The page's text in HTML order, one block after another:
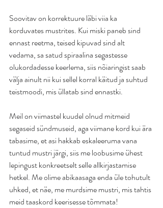
Soovitav on korrektuure läbi viia ka
korduvates mustrites. Kui miski paneb sind
ennast reetma, teised kipuvad sind alt
vedama, sa satud spiraalina segastesse
olukordadesse keerlema, siis nõiaringist saab
välja ainult nii kui sellel korral käitud ja suhtud
teistmoodi, mis üllatab sind ennastki.
Meil on viimastel kuudel olnud mitmeid
segaseid sündmuseid, aga viimane kord kui ära
tabasime, et asi hakkab eskaleeruma vana
tuntud mustri järgi, siis me loobusime ühest
lepingust konkreetselt selle allkirjastamise
hetkel. Me olime abikaasaga enda üle tohutult
uhked, et näe, me murdsime mustri, mis tahtis
meid taaskord keerisesse tõmmata!